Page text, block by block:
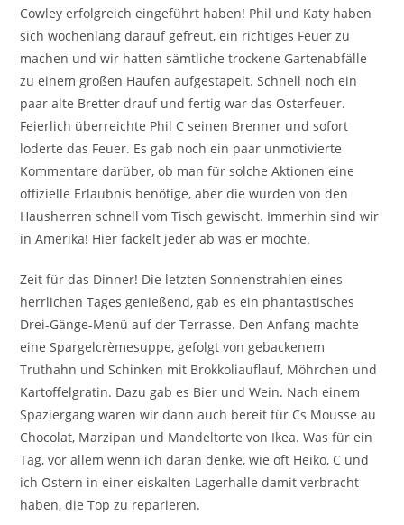
Cowley erfolgreich eingeführt haben! Phil und Katy haben
sich wochenlang darauf gefreut, ein richtiges Feuer zu
machen und wir hatten sämtliche trockene Gartenabfälle
zu einem großen Haufen aufgestapelt. Schnell noch ein
paar alte Bretter drauf und fertig war das Osterfeuer.
Feierlich überreichte Phil C seinen Brenner und sofort
loderte das Feuer. Es gab noch ein paar unmotivierte
Kommentare darüber, ob man für solche Aktionen eine
offizielle Erlaubnis benötige, aber die wurden von den
Hausherren schnell vom Tisch gewischt. Immerhin sind wir
in Amerika! Hier fackelt jeder ab was er möchte.
Zeit für das Dinner! Die letzten Sonnenstrahlen eines
herrlichen Tages genießend, gab es ein phantastisches
Drei-Gänge-Menü auf der Terrasse. Den Anfang machte
eine Spargelcrèmesuppe, gefolgt von gebackenem
Truthahn und Schinken mit Brokkoliauflauf, Möhrchen und
Kartoffelgratin. Dazu gab es Bier und Wein. Nach einem
Spaziergang waren wir dann auch bereit für Cs Mousse au
Chocolat, Marzipan und Mandeltorte von Ikea. Was für ein
Tag, vor allem wenn ich daran denke, wie oft Heiko, C und
ich Ostern in einer eiskalten Lagerhalle damit verbracht
haben, die Top zu reparieren.